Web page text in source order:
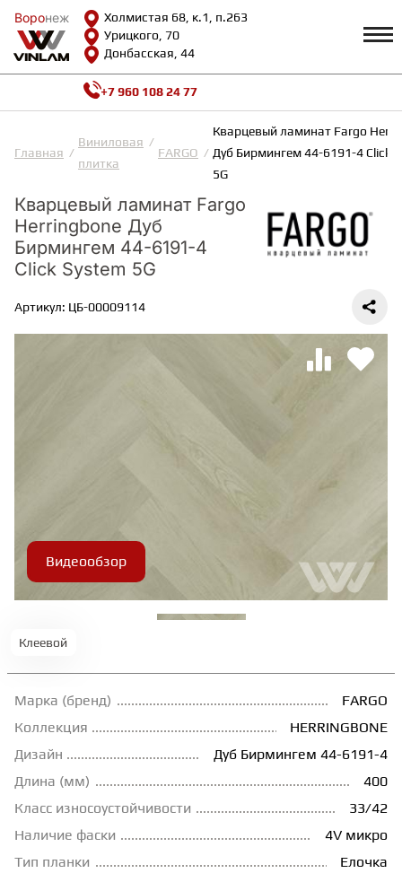
Воронеж
Холмистая 68, к.1, п.263
Урицкого, 70
Донбасская, 44
Воронеж
КАТАЛОГ Профиль
Доставка и оплата
Сотрудничество
Вопросы и ответы
Видеообзоры
Полезная информация
Как выбрать
О нас
Контакты
ЛАМИНАТ
ИНЖЕНЕРНАЯ ДОСКА
ПАРКЕТНАЯ ДОСКА
ТЕРРАСНАЯ ДОСКА
МОДУЛЬНЫЕ ПВХ
ПОДЛОЖКА
ГРУНТОВКИ
+7 960 108 24 77
Главная
Виниловая
плитка
FARGO
Кварцевый ламинат Fargo
Дуб Бирмингем 44-6191-4 Click
5G
Кварцевый ламинат Fargo
Herringbone Дуб
Бирмингем 44-6191-4
Click System 5G
Артикул: ЦБ-00009114
Видеообзор
Клеевой
Марка (бренд)
FARGO
Коллекция
HERRINGBONE
Дизайн
Дуб Бирмингем 44-6191-4
Длина (мм)
400
Класс износоустойчивости
33/42
Наличие фаски
4V микро
Тип планки
Елочка